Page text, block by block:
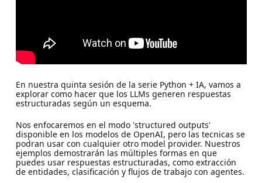
En nuestra quinta sesión de la serie Python + IA, vamos a
explorar como hacer que los LLMs generen respuestas
estructuradas según un esquema.
Nos enfocaremos en el modo 'structured outputs'
disponible en los modelos de OpenAI, pero las tecnicas se
podran usar con cualquier otro model provider. Nuestros
ejemplos demostrarán las múltiples formas en que
puedes usar respuestas estructuradas, como extracción
de entidades, clasificación y flujos de trabajo con agentes.